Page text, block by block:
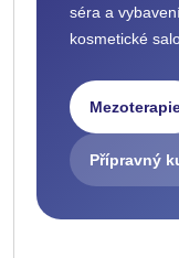
séra a
kosmetické
Přípravný